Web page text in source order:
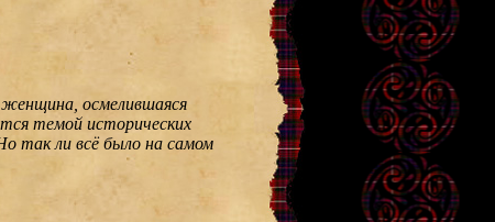
женщина, осмелившаяся
темой исторических
так ли всё было на самом